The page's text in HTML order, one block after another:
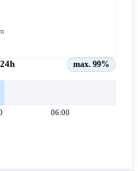
max. 99%
06:00